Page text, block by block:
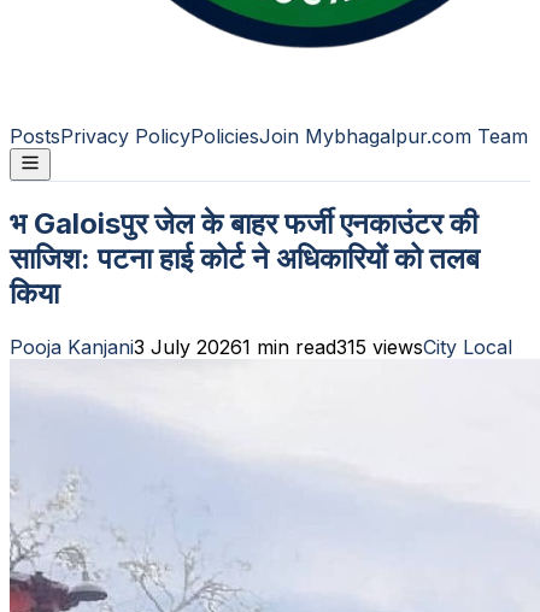
PostsPrivacy PolicyPoliciesJoin Mybhagalpur.com Team
भ Galoisपुर जेल के बाहर फर्जी एनकाउंटर की
साजिश: पटना हाई कोर्ट ने अधिकारियों को तलब
किया
Pooja Kanjani3 July 20261 min read315 viewsCity Local